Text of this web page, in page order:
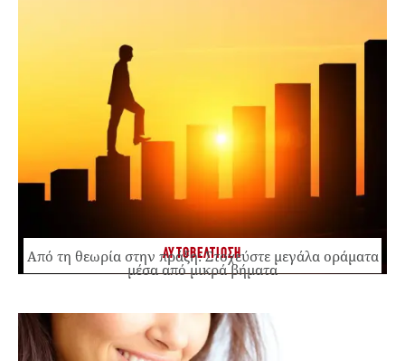
ΑΥΤΟΒΕΛΤΙΩΣΗ
Από τη θεωρία στην πράξη: Στοχεύστε μεγάλα οράματα
μέσα από μικρά βήματα